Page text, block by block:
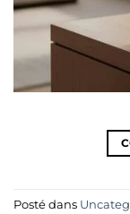
Posté dans